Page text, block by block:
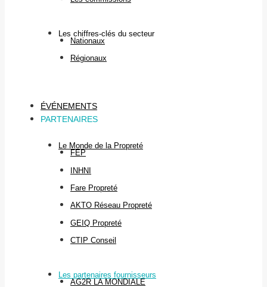
Les chiffres-clés du secteur
Nationaux
Régionaux
ÉVÉNEMENTS
PARTENAIRES
Le Monde de la Propreté
FEP
INHNI
Fare Propreté
AKTO Réseau Propreté
GEIQ Propreté
CTIP Conseil
Les partenaires fournisseurs
AG2R LA MONDIALE